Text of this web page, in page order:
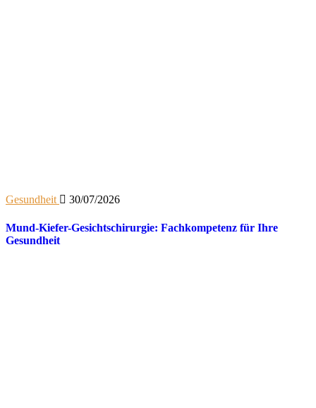
Gesundheit 30/07/2026
Mund-Kiefer-Gesichtschirurgie: Fachkompetenz für Ihre
Gesundheit